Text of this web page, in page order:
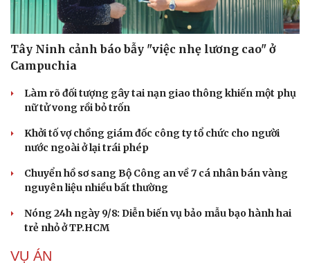
Tây Ninh cảnh báo bẫy "việc nhẹ lương cao" ở
Campuchia
Làm rõ đối tượng gây tai nạn giao thông khiến một phụ
nữ tử vong rồi bỏ trốn
Khởi tố vợ chồng giám đốc công ty tổ chức cho người
nước ngoài ở lại trái phép
Chuyển hồ sơ sang Bộ Công an về 7 cá nhân bán vàng
nguyên liệu nhiều bất thường
Nóng 24h ngày 9/8: Diễn biến vụ bảo mẫu bạo hành hai
trẻ nhỏ ở TP.HCM
VỤ ÁN